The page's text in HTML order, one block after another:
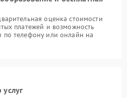
оценка стоимости
платежей и возможность
по телефону или онлайн на